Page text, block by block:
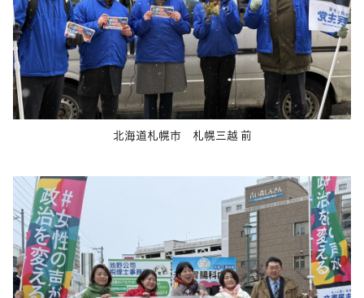
北海道札幌市 札幌三越 前